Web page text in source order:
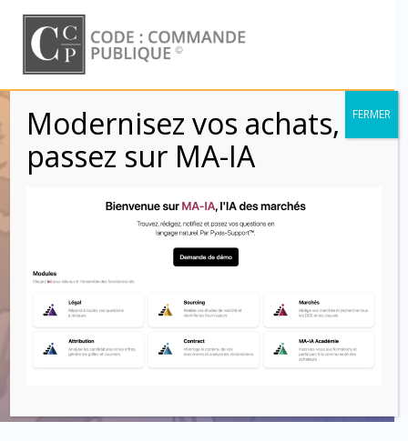
to
content
e-forms : de
nouveaux
formulaires de
publicité pour les
marchés
Modernisez vos achats,
passez sur MA-IA
FERMER